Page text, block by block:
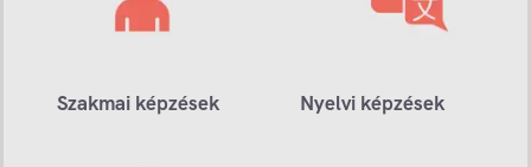
Szakmai képzések Nyelvi képzések